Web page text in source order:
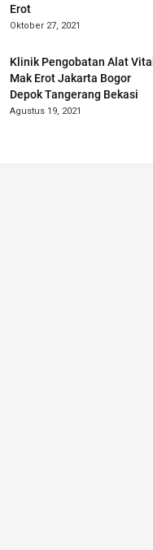
Erot
Oktober 27, 2021
Klinik Pengobatan Alat Vital
Mak Erot Jakarta Bogor
Depok Tangerang Bekasi
Agustus 19, 2021